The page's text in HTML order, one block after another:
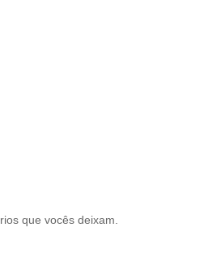
que vocês deixam.